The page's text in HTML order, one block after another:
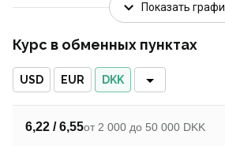
Показать
Курс в обменных пунктах
USD EUR DKK
6,22 / 6,55от 2 000 до 50 000 DKK